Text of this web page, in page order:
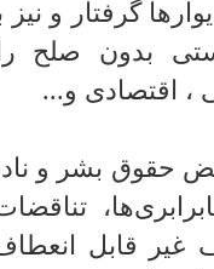
گرفتار و
بدون صلح را
اقتصادی و...
حقوق بشر و
غیر قابل